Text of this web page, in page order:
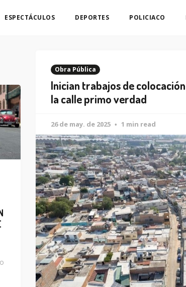
ESPECTÁCULOS DEPORTES POLICIACO
Obra Pública
Inician trabajos de
la calle primo verdad
26 de may. de 2025 1 min read